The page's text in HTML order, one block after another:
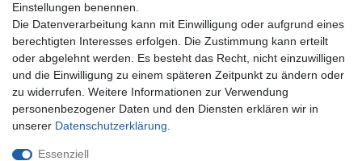
Unternehmen
Kontakt
Datenschutzerklärung
AGB Kundeninformationen
Impressum
Zahlung und Versand
Einstellungen benennen.
Die Datenverarbeitung kann mit Einwilligung oder aufgrund eines
berechtigten Interesses erfolgen. Die Zustimmung kann erteilt
oder abgelehnt werden. Es besteht das Recht, nicht einzuwilligen
und die Einwilligung zu einem späteren Zeitpunkt zu ändern oder
zu widerrufen. Weitere Informationen zur Verwendung
personenbezogener Daten und den Diensten erklären wir in
unserer Daten­schutz­erklärung
Essenziell